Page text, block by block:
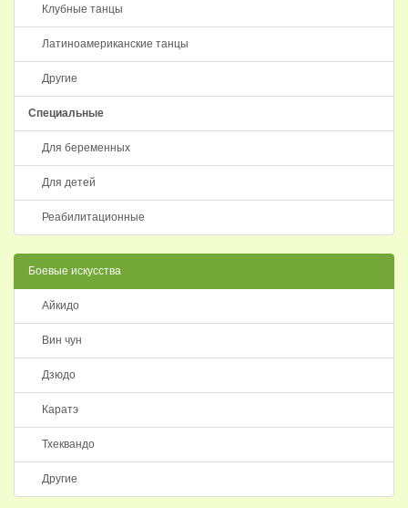
Клубные танцы
Латиноамериканские танцы
Другие
Специальные
Для беременных
Для детей
Реабилитационные
Боевые искусства
Айкидо
Вин чун
Дзюдо
Каратэ
Тхеквандо
Другие